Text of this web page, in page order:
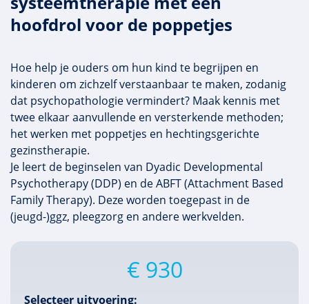
hoofdrol voor de poppetjes
Hoe help je ouders om hun kind te begrijpen en
kinderen om zichzelf verstaanbaar te maken, zodanig
dat psychopathologie vermindert? Maak kennis met
twee elkaar aanvullende en versterkende methoden;
het werken met poppetjes en hechtingsgerichte
gezinstherapie.
Je leert de beginselen van Dyadic Developmental
Psychotherapy (DDP) en de ABFT (Attachment Based
Family Therapy). Deze worden toegepast in de
(jeugd-)ggz, pleegzorg en andere werkvelden.
€ 930
Selecteer uitvoering: